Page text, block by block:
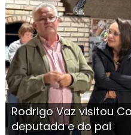
Rodrigo Vaz visitou
deputada e do pai